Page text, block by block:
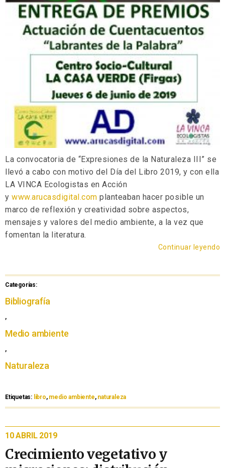
La convocatoria de “Expresiones de la Naturaleza III” se
llevó a cabo con motivo del Día del Libro 2019, y con ella
LA VINCA Ecologistas en Acción
y www.arucasdigital.com planteaban hacer posible un
marco de reflexión y creatividad sobre aspectos,
mensajes y valores del medio ambiente, a la vez que
fomentan la literatura.
Continuar leyendo
Categorías:
Bibliografía
,
Medio ambiente
,
Naturaleza
Etiquetas: libro, medio ambiente, naturaleza
10 ABRIL 2019
Crecimiento vegetativo y